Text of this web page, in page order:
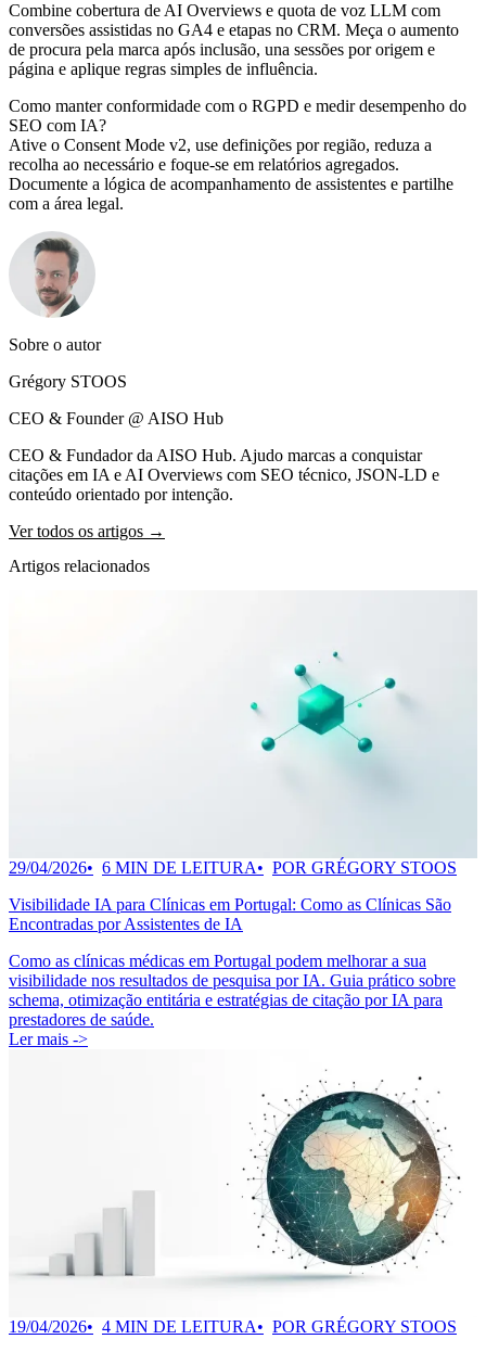
Combine cobertura de AI Overviews e quota de voz LLM com
conversões assistidas no GA4 e etapas no CRM. Meça o aumento
de procura pela marca após inclusão, una sessões por origem e
página e aplique regras simples de influência.
Como manter conformidade com o RGPD e medir desempenho do
SEO com IA?
Ative o Consent Mode v2, use definições por região, reduza a
recolha ao necessário e foque‑se em relatórios agregados.
Documente a lógica de acompanhamento de assistentes e partilhe
com a área legal.
Sobre o autor
Grégory STOOS
CEO & Founder @ AISO Hub
CEO & Fundador da AISO Hub. Ajudo marcas a conquistar
citações em IA e AI Overviews com SEO técnico, JSON-LD e
conteúdo orientado por intenção.
Ver todos os artigos →
Artigos relacionados
29/04/2026 6 MIN DE LEITURA
POR GRÉGORY STOOS
Visibilidade IA para Clínicas em Portugal: Como as Clínicas São
Encontradas por Assistentes de IA
Como as clínicas médicas em Portugal podem melhorar a sua
visibilidade nos resultados de pesquisa por IA. Guia prático sobre
schema, otimização entitária e estratégias de citação por IA para
prestadores de saúde.
Ler mais ->
19/04/2026 4 MIN DE LEITURA
POR GRÉGORY STOOS